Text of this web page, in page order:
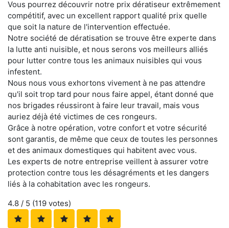
Vous pourrez découvrir notre prix dératiseur extrêmement
compétitif, avec un excellent rapport qualité prix quelle
que soit la nature de l'intervention effectuée.
Notre société de dératisation se trouve être experte dans
la lutte anti nuisible, et nous serons vos meilleurs alliés
pour lutter contre tous les animaux nuisibles qui vous
infestent.
Nous nous vous exhortons vivement à ne pas attendre
qu'il soit trop tard pour nous faire appel, étant donné que
nos brigades réussiront à faire leur travail, mais vous
auriez déjà été victimes de ces rongeurs.
Grâce à notre opération, votre confort et votre sécurité
sont garantis, de même que ceux de toutes les personnes
et des animaux domestiques qui habitent avec vous.
Les experts de notre entreprise veillent à assurer votre
protection contre tous les désagréments et les dangers
liés à la cohabitation avec les rongeurs.
4.8 / 5 (119 votes)